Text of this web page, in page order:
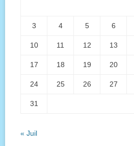
3 4 5 6
10 11 12 13
17 18 19 20
24 25 26 27
31
« Juil